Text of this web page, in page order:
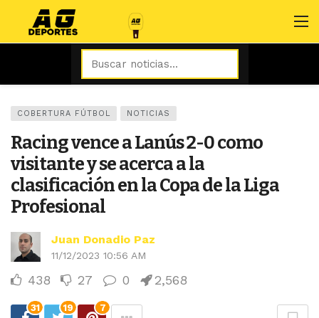
COBERTURA FÚTBOL NOTICIAS
Racing vence a Lanús 2-0 como
visitante y se acerca a la
clasificación en la Copa de la Liga
Profesional
Juan Donadio Paz
11/12/2023 10:56 AM
438 27 0 2,568
31 19 7